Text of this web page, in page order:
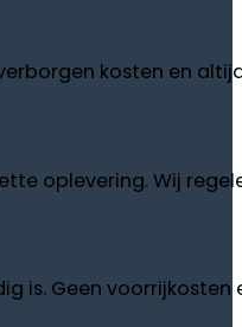
kosten en
oplevering. Wij
is. Geen